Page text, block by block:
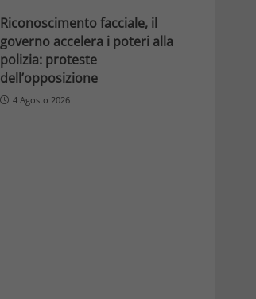
Riconoscimento facciale, il
governo accelera i poteri alla
polizia: proteste
dell’opposizione
4 Agosto 2026